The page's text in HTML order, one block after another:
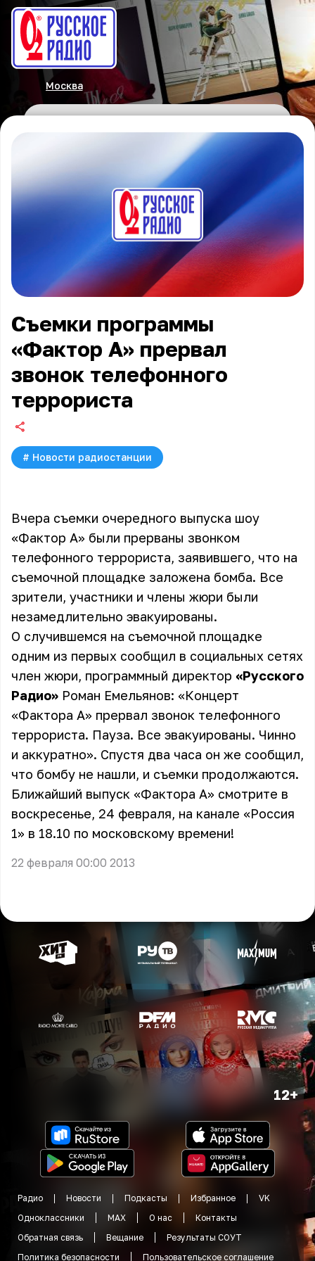
Москва
Съемки программы
«Фактор А» прервал
звонок телефонного
террориста
# Новости радиостанции
Вчера съемки очередного выпуска шоу
«Фактор А» были прерваны звонком
телефонного террориста, заявившего, что на
съемочной площадке заложена бомба. Все
зрители, участники и члены жюри были
незамедлительно эвакуированы.
О случившемся на съемочной площадке
одним из первых сообщил в социальных сетях
член жюри, программный директор «Русского
Радио» Роман Емельянов: «Концерт
«Фактора А» прервал звонок телефонного
террориста. Пауза. Все эвакуированы. Чинно
и аккуратно». Спустя два часа он же сообщил,
что бомбу не нашли, и съемки продолжаются.
Ближайший выпуск «Фактора А» смотрите в
воскресенье, 24 февраля, на канале «Россия
1» в 18.10 по московскому времени!
22 февраля 00:00 2013
12+
Радио Новости Подкасты Избранное
VK
Одноклассники
MAX О нас
Контакты
Обратная связь
Вещание
Результаты СОУТ
Политика безопасности
Пользовательское соглашение